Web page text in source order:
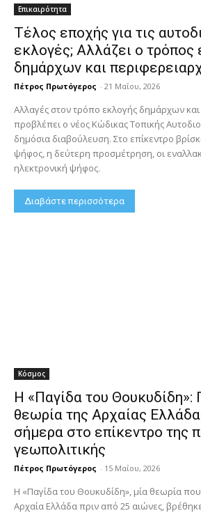
Επικαιρότητα
Τέλος εποχής για τις
εκλογές; Αλλάζει ο τρόπος
δημάρχων και
Πέτρος Πρωτόγερος - 21 Μαΐου, 2026
Αλλαγές στον τρόπο εκλογής δημάρχων
προβλέπει ο νέος Κώδικας Τοπικής
δημόσια διαβούλευση. Στο επίκεντρο
ψήφος, η δεύτερη προσμέτρηση, οι
ηλεκτρονική ψήφος.
Διαβάστε περισσότερα
Κόσμος
Η «Παγίδα του Θουκυδίδη»:
θεωρία της Αρχαίας
σήμερα στο επίκεντρο της
γεωπολιτικής
Πέτρος Πρωτόγερος - 15 Μαΐου, 2026
Η «Παγίδα του Θουκυδίδη», μία θεωρία
Αρχαία Ελλάδα πριν από 25 αιώνες,